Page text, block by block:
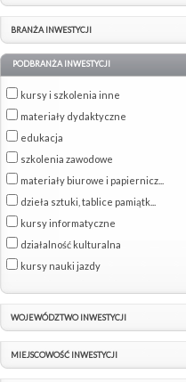
BRANŻA INWESTYCJI
PODBRANŻA INWESTYCJI
kursy i szkolenia inne
materiały dydaktyczne
edukacja
szkolenia zawodowe
materiały biurowe i papiernicz...
dzieła sztuki, tablice pamiątk...
kursy informatyczne
działalność kulturalna
kursy nauki jazdy
WOJEWÓDZTWO INWESTYCJI
MIEJSCOWOŚĆ INWESTYCJI